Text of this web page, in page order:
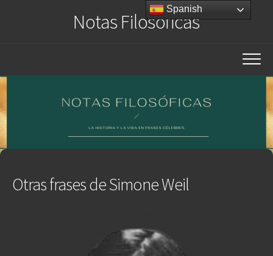
Notas Filosóficas
Otras frases de Simone Weil
Spanish